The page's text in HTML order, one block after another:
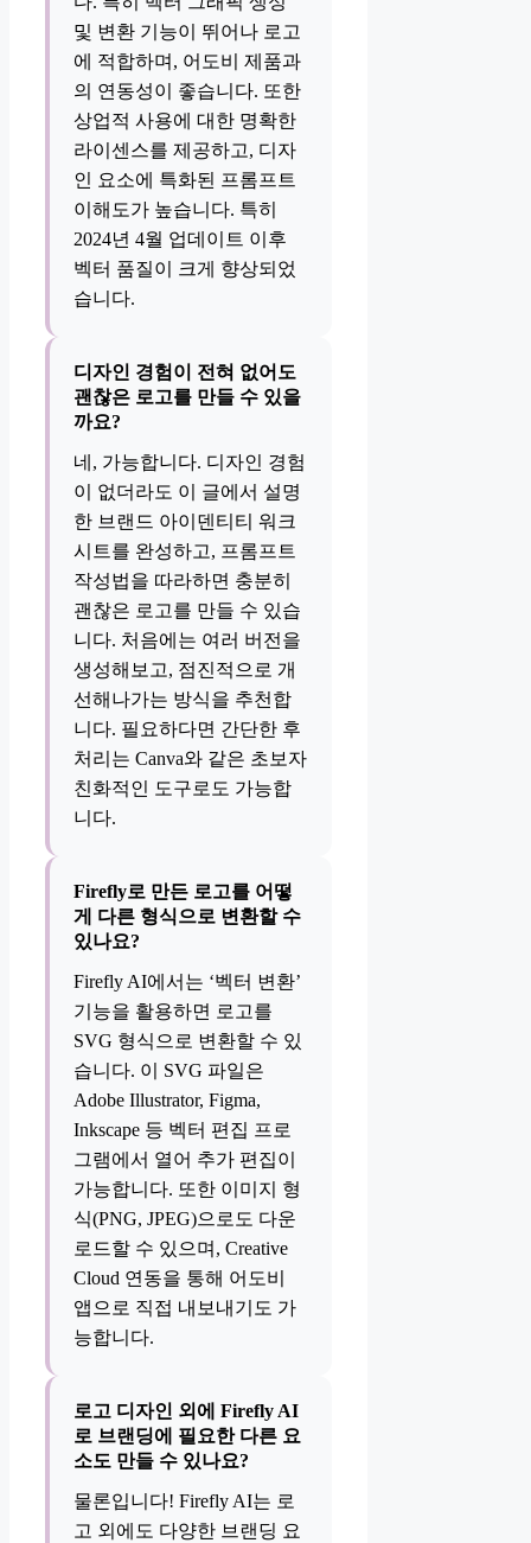
및 변환 기능이 뛰어나 로고
에 적합하며, 어도비 제품과
의 연동성이 좋습니다. 또한
상업적 사용에 대한 명확한
라이센스를 제공하고, 디자
인 요소에 특화된 프롬프트
이해도가 높습니다. 특히
2024년 4월 업데이트 이후
벡터 품질이 크게 향상되었
습니다.
디자인 경험이 전혀 없어도
괜찮은 로고를 만들 수 있을
까요?
네, 가능합니다. 디자인 경험
이 없더라도 이 글에서 설명
한 브랜드 아이덴티티 워크
시트를 완성하고, 프롬프트
작성법을 따라하면 충분히
괜찮은 로고를 만들 수 있습
니다. 처음에는 여러 버전을
생성해보고, 점진적으로 개
선해나가는 방식을 추천합
니다. 필요하다면 간단한 후
처리는 Canva와 같은 초보자
친화적인 도구로도 가능합
니다.
Firefly로 만든 로고를 어떻
게 다른 형식으로 변환할 수
있나요?
Firefly AI에서는 ‘벡터 변환’
기능을 활용하면 로고를
SVG 형식으로 변환할 수 있
습니다. 이 SVG 파일은
Adobe Illustrator, Figma,
Inkscape 등 벡터 편집 프로
그램에서 열어 추가 편집이
가능합니다. 또한 이미지 형
식(PNG, JPEG)으로도 다운
로드할 수 있으며, Creative
Cloud 연동을 통해 어도비
앱으로 직접 내보내기도 가
능합니다.
로고 디자인 외에 Firefly AI
로 브랜딩에 필요한 다른 요
소도 만들 수 있나요?
물론입니다! Firefly AI는 로
고 외에도 다양한 브랜딩 요